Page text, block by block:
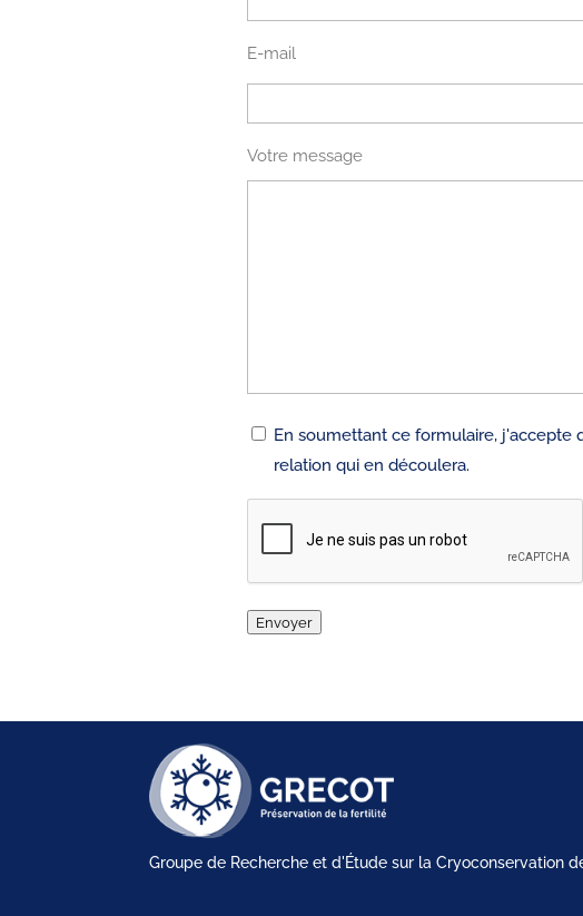
E-mail
Votre message
RGPDEn soumettant ce formulaire, j'accepte
relation qui en découlera.
Envoyer
Groupe de Recherche et d'Étude sur la Cryoconservation